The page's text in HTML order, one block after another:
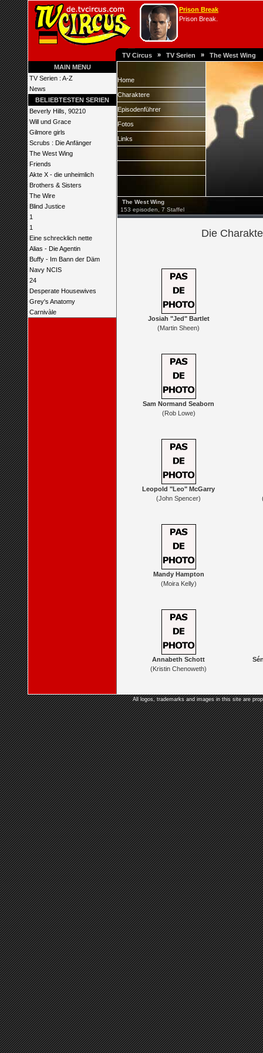
Prison Break
Prison Break.
TV Circus » TV Serien » The West Wing
MAIN MENU
TV Serien : A-Z
News
BELIEBTESTEN SERIEN
Beverly Hills, 90210
Will und Grace
Gilmore girls
Scrubs : Die Anfänger
The West Wing
Friends
Akte X - die unheimlich
Brothers & Sisters
The Wire
Blind Justice
1
1
Eine schrecklich nette
Alias - Die Agentin
Buffy - Im Bann der Däm
Navy NCIS
24
Desperate Housewives
Grey's Anatomy
Carnivàle
Home
Charaktere
Episodenführer
Fotos
Links
The West Wing
153 episoden, 7 Staffel
Die
Josiah "Jed" Bartlet
(Martin Sheen)
Sam Normand Seaborn
(Rob Lowe)
Leopold "Leo" McGarry
(John Spencer)
Mandy Hampton
(Moira Kelly)
Annabeth Schott
(Kristin Chenoweth)
All logos, trademarks and images in this site are